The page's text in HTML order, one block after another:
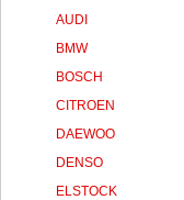
AUDI
BMW
BOSCH
CITROEN
DAEWOO
DENSO
ELSTOCK